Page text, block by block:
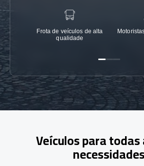
Frota de veículos de alta
qualidade
Veículos para todas
necessidades